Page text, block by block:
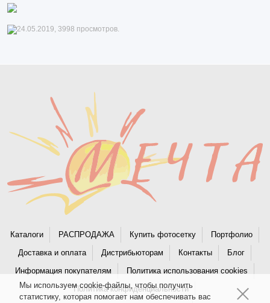
24.05.2019, 3998 просмотров.
Каталоги РАСПРОДАЖА Купить фотосетку
Портфолио
Доставка и оплата
Дистрибьюторам Контакты
Блог
Информация покупателям
Политика использования cookies
Политика конфиденциальности
Мы используем cookie-файлы, чтобы получить
статистику, которая помогает нам обеспечивать вас